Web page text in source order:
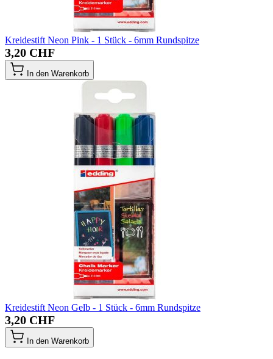
Kreidestift Neon Pink - 1 Stück - 6mm Rundspitze
3,20 CHF
In den Warenkorb
Kreidestift Neon Gelb - 1 Stück - 6mm Rundspitze
3,20 CHF
In den Warenkorb